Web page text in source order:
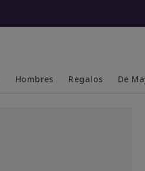
Hombres Regalos De